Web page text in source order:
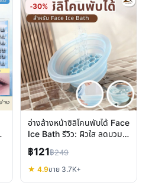
-30%
อ่างล้างหน้าซิลิโคนพับได้ Face
Ice Bath รีวิว: ผิวใส ลดบวม
พกพาง่าย
฿121฿249
★ 4.9ขาย 3.7K+